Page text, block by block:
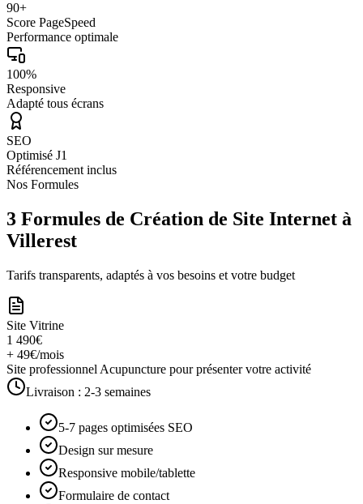
90+
Score PageSpeed
Performance optimale
100%
Responsive
Adapté tous écrans
SEO
Optimisé J1
Référencement inclus
Nos Formules
3 Formules de Création de Site Internet à
Villerest
Tarifs transparents, adaptés à vos besoins et votre budget
Site Vitrine
1 490€
+ 49€/mois
Site professionnel Acupuncture pour présenter votre activité
Livraison : 2-3 semaines
5-7 pages optimisées SEO
Design sur mesure
Responsive mobile/tablette
Formulaire de contact